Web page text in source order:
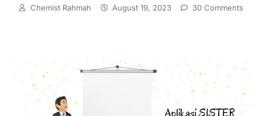
Chemist Rahmah August 19, 2023 30 Comments